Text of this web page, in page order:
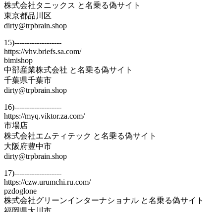
株式会社タニックス と名乗る偽サイト
東京都品川区
dirty@trpbrain.shop
15)-------------------
https://vhv.briefs.sa.com/
bimishop
中部産業株式会社 と名乗る偽サイト
千葉県千葉市
dirty@trpbrain.shop
16)-------------------
https://myq.viktor.za.com/
市場店
株式会社エムティテック と名乗る偽サイト
大阪府豊中市
dirty@trpbrain.shop
17)-------------------
https://czw.urumchi.ru.com/
pzdoglone
株式会社グリーンインターナショナル と名乗る偽サイト